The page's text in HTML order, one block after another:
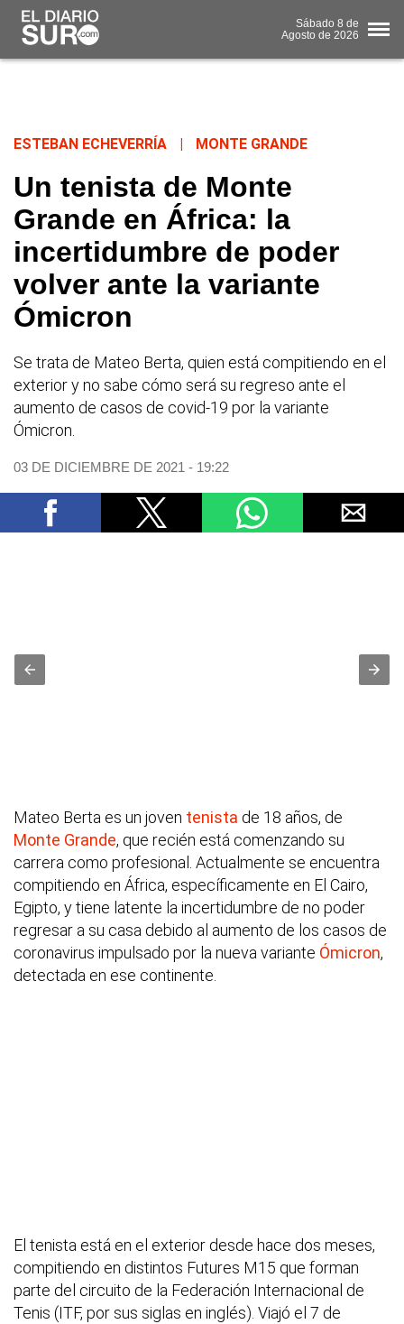
Sábado 8 de
Agosto de 2026
ESTEBAN ECHEVERRÍA MONTE GRANDE
Un tenista de Monte
Grande en África: la
incertidumbre de poder
volver ante la variante
Ómicron
Se trata de Mateo Berta, quien está compitiendo en el
exterior y no sabe cómo será su regreso ante el
aumento de casos de covid-19 por la variante
Ómicron.
03 DE DICIEMBRE DE 2021 - 19:22
Mateo Berta es un joven tenista de 18 años, de
Monte Grande, que recién está comenzando su
carrera como profesional. Actualmente se encuentra
compitiendo en África, específicamente en El Cairo,
Egipto, y tiene latente la incertidumbre de no poder
regresar a su casa debido al aumento de los casos de
coronavirus impulsado por la nueva variante Ómicron,
detectada en ese continente.
El tenista está en el exterior desde hace dos meses,
compitiendo en distintos Futures M15 que forman
parte del circuito de la Federación Internacional de
Tenis (ITF, por sus siglas en inglés). Viajó el 7 de